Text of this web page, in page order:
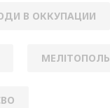
В ОККУПАЦИИ
МЕЛІТОПОЛЬ